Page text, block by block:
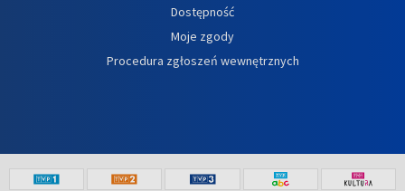
Dostępność
Moje zgody
Procedura zgłoszeń wewnętrznych